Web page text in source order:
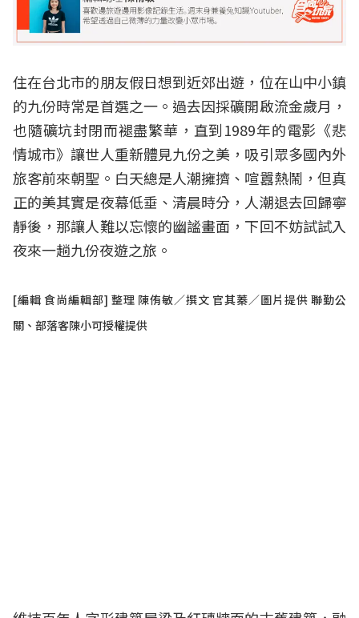
住在台北市的朋友假日想到近郊出遊，位在山中小鎮
的九份時常是首選之一。過去因採礦開啟流金歲月，
也隨礦坑封閉而褪盡繁華，直到1989年的電影《悲
情城市》讓世人重新體見九份之美，吸引眾多國內外
旅客前來朝聖。白天總是人潮擁擠、喧囂熱鬧，但真
正的美其實是夜幕低垂、清晨時分，人潮退去回歸寧
靜後，那讓人難以忘懷的幽謐畫面，下回不妨試試入
夜來一趟九份夜遊之旅。
[編輯 食尚編輯部] 整理 陳侑敏／撰文 官其蓁／圖片提供 聯勤公
關、部落客陳小可授權提供